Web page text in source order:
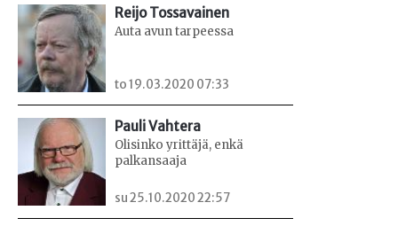
Reijo Tossavainen
Auta avun tarpeessa
to 19.03.2020 07:33
Pauli Vahtera
Olisinko yrittäjä, enkä
palkansaaja
su 25.10.2020 22:57